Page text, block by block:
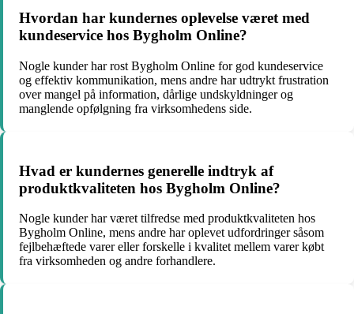
Hvordan har kundernes oplevelse været med
kundeservice hos Bygholm Online?
Nogle kunder har rost Bygholm Online for god kundeservice
og effektiv kommunikation, mens andre har udtrykt frustration
over mangel på information, dårlige undskyldninger og
manglende opfølgning fra virksomhedens side.
Hvad er kundernes generelle indtryk af
produktkvaliteten hos Bygholm Online?
Nogle kunder har været tilfredse med produktkvaliteten hos
Bygholm Online, mens andre har oplevet udfordringer såsom
fejlbehæftede varer eller forskelle i kvalitet mellem varer købt
fra virksomheden og andre forhandlere.